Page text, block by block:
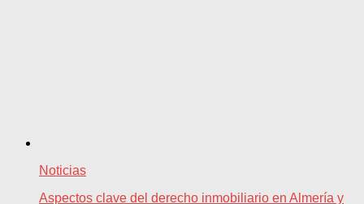
Noticias
Aspectos clave del derecho inmobiliario en Almería y